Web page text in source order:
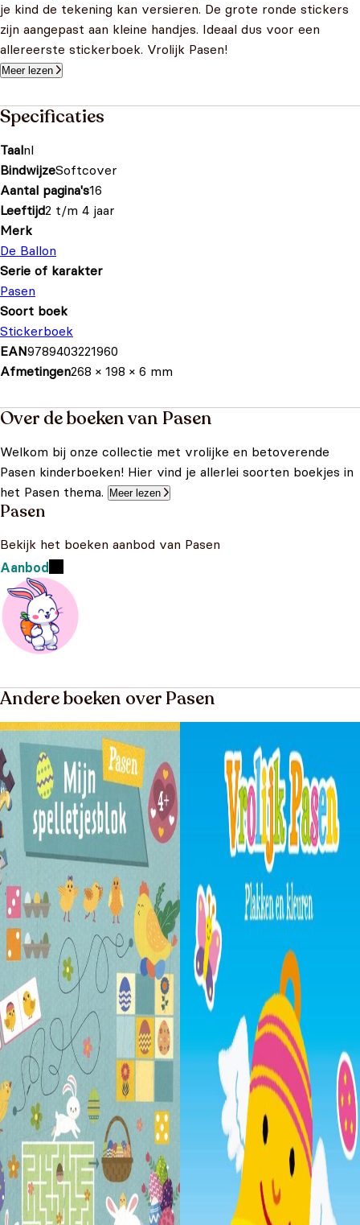
je kind de tekening kan versieren. De grote ronde stickers
zijn aangepast aan kleine handjes. Ideaal dus voor een
allereerste stickerboek. Vrolijk Pasen!
Meer lezen
Specificaties
Taalnl
BindwijzeSoftcover
Aantal pagina's16
Leeftijd2 t/m 4 jaar
Merk
De Ballon
Serie of karakter
Pasen
Soort boek
Stickerboek
EAN9789403221960
Afmetingen268 × 198 × 6 mm
Over de boeken van Pasen
Welkom bij onze collectie met vrolijke en betoverende
Pasen kinderboeken! Hier vind je allerlei soorten boekjes in
het Pasen thema.
Meer lezen
Pasen
Bekijk het boeken aanbod van Pasen
Aanbod
Andere boeken over Pasen